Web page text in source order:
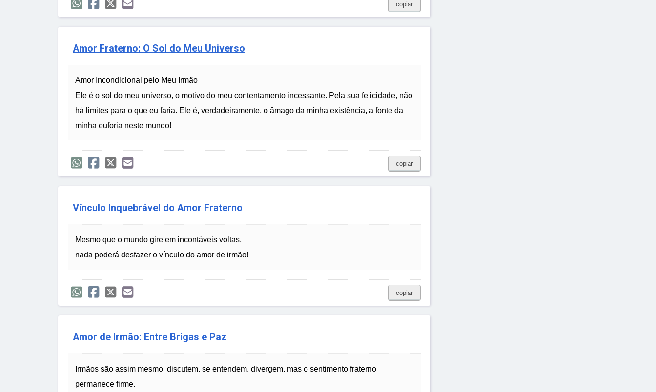
copiar
Amor Fraterno: O Sol do Meu Universo
Amor Incondicional pelo Meu Irmão
Ele é o sol do meu universo, o motivo do meu contentamento incessante. Pela sua felicidade, não
há limites para o que eu faria. Ele é, verdadeiramente, o âmago da minha existência, a fonte da
minha euforia neste mundo!
copiar
Vínculo Inquebrável do Amor Fraterno
Mesmo que o mundo gire em incontáveis voltas,
nada poderá desfazer o vínculo do amor de irmão!
copiar
Amor de Irmão: Entre Brigas e Paz
Irmãos são assim mesmo: discutem, se entendem, divergem, mas o sentimento fraterno
permanece firme.